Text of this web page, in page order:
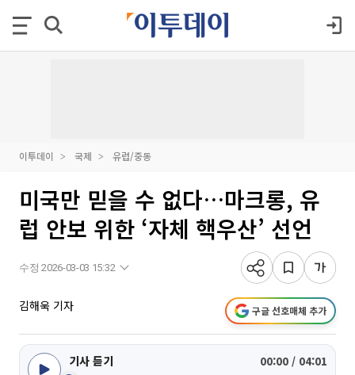
이투데이 국제 유럽/중동
미국만 믿을 수 없다…마크롱, 유
럽 안보 위한 ‘자체 핵우산’ 선언
수정 2026-03-03 15:32
김해욱 기자 구글 선호매체 추가
기사 듣기 00:00 / 04:01